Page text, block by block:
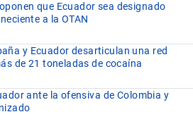
que Ecuador sea designado
a la OTAN
y Ecuador desarticulan una red
de 21 toneladas de cocaína
ante la ofensiva de Colombia y